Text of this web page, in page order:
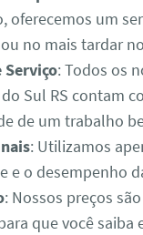
oferecemos um
no mais tardar
Serviço: Todos os
Sul RS contam
de um trabalho
: Utilizamos
e o desempenho
: Nossos preços
que você